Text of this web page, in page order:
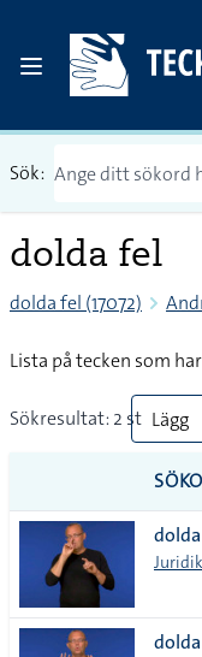
Sök:
dolda fel
dolda fel (17072)
Lista på tecken som
Sökresultat: 2 st Lägg
till
alla i
lista